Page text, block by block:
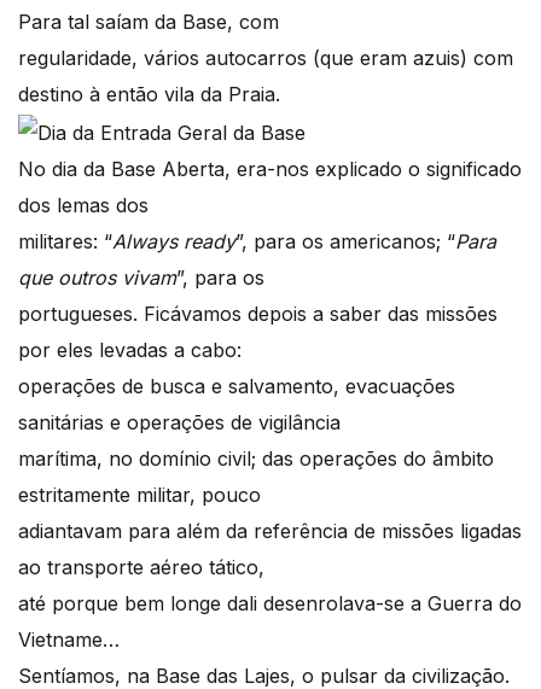
Para tal saíam da Base, com
regularidade, vários autocarros (que eram azuis) com
destino à então vila da Praia.
No dia da Base Aberta, era-nos explicado o significado
dos lemas dos
militares: “Always ready”, para os americanos; “Para
que outros vivam”, para os
portugueses. Ficávamos depois a saber das missões
por eles levadas a cabo:
operações de busca e salvamento, evacuações
sanitárias e operações de vigilância
marítima, no domínio civil; das operações do âmbito
estritamente militar, pouco
adiantavam para além da referência de missões ligadas
ao transporte aéreo tático,
até porque bem longe dali desenrolava-se a Guerra do
Vietname…
Sentíamos, na Base das Lajes, o pulsar da civilização.